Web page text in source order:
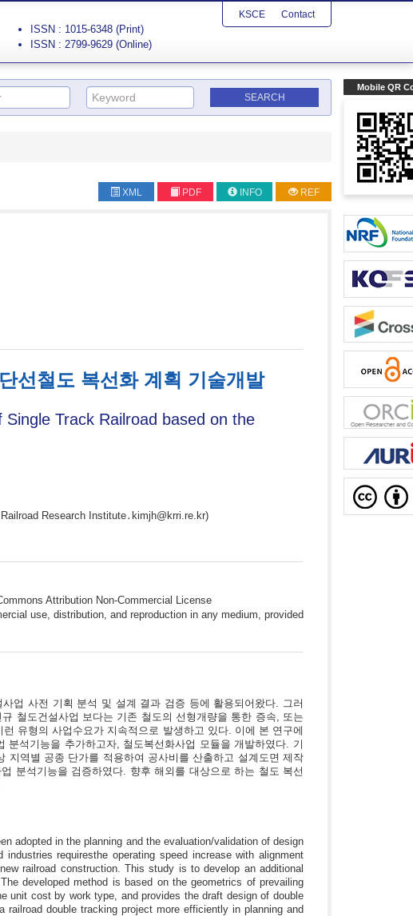
KSCE Contact
ISSN : 1015-6348 (Print)
ISSN : 2799-9629 (Online)
Mobile QR
XML PDF INFO REF
선철도 복선화 계획 기술개발
Track Railroad based on the
Research Institute․kimjh@krri.re.kr)
Attribution Non-Commercial License
use, distribution, and reproduction in any medium, provided
업 사전 기획 분석 및 설계 결과 검증 등에 활용되어왔다. 그러
철도건설사업 보다는 기존 철도의 선형개량을 통한 증속, 또는
유형의 사업수요가 지속적으로 발생하고 있다. 이에 본 연구에
석기능을 추가하고자, 철도복선화사업 모듈을 개발하였다. 기
지역별 공종 단가를 적용하여 공사비를 산출하고 설계도면 제작
분석기능을 검증하였다. 향후 해외를 대상으로 하는 철도 복선
adopted in the planning and the evaluation/validation of design
requiresthe operating speed increase with alignment
railroad construction. This study is to develop an additional
developed method is based on the geometrics of prevailing
unit cost by work type, and provides the draft design of double
double tracking project more efficiently in planning and